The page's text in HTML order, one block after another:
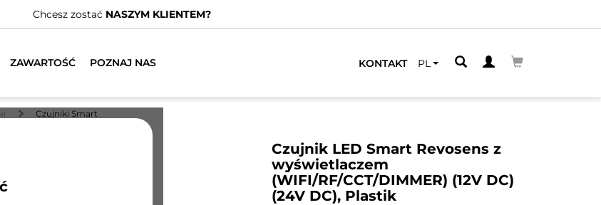
KLIENTEM?
ZAWARTOŚĆ POZNAJ NAS KONTAKT PL
Czujniki Smart
Czujnik LED Smart Revosens z
wyświetlaczem
(WIFI/RF/CCT/DIMMER) (12V DC)
(24V DC), Plastik